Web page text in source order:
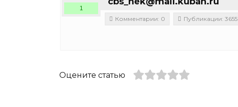
1
Комментарии: 0 Публикации: 3655
Оцените статью